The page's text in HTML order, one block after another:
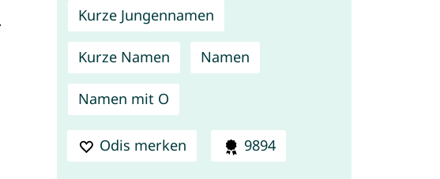
Kurze Jungennamen
Kurze Namen Namen
Namen mit O
Odis merken 9894